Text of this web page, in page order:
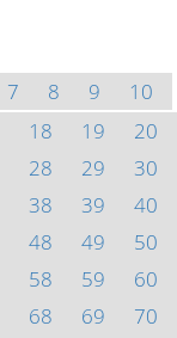
7 8 9
10
18 19
20
28 29
30
38 39
40
48 49
50
58 59
60
68 69
70